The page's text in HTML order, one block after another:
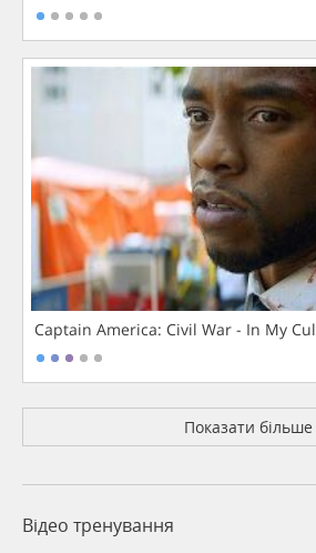
Captain America: Civil War - In My
Показати більше
Відео тренування